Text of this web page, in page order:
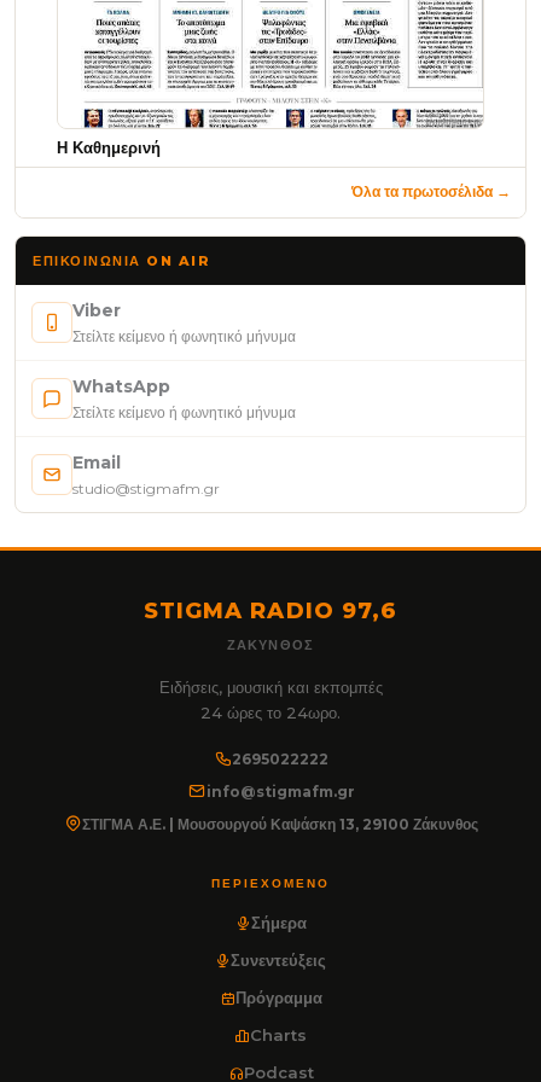
Η Καθημερινή
Όλα τα πρωτοσέλιδα →
ΕΠΙΚΟΙΝΩΝΊΑ ON AIR
Viber
Στείλτε κείμενο ή φωνητικό μήνυμα
WhatsApp
Στείλτε κείμενο ή φωνητικό μήνυμα
Email
studio@stigmafm.gr
STIGMA RADIO 97,6
ΖΆΚΥΝΘΟΣ
Ειδήσεις, μουσική και εκπομπές
24 ώρες το 24ωρο.
2695022222
info@stigmafm.gr
ΣΤΙΓΜΑ Α.Ε. | Μουσουργού Καψάσκη 13, 29100 Ζάκυνθος
ΠΕΡΙΕΧΌΜΕΝΟ
Σήμερα
Συνεντεύξεις
Πρόγραμμα
Charts
Podcast